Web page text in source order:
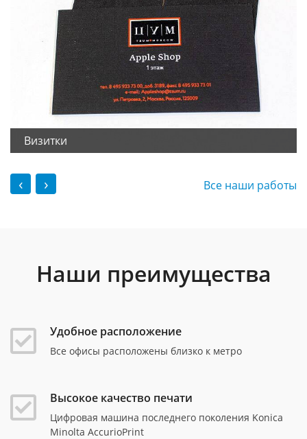
Визитки
‹ › Все наши работы
Наши преимущества
Удобное расположение
Все офисы расположены близко к метро
Высокое качество печати
Цифровая машина последнего поколения Konica
Minolta AccurioPrint